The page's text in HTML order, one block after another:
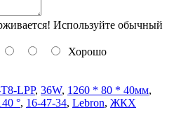
Используйте обычный
Хорошо
LPP, 36W, 1260 * 80 * 40мм,
°, 16-47-34, Lebron, ЖКХ